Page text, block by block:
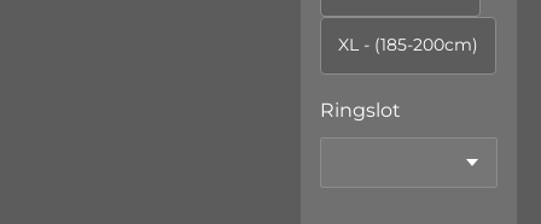
XL - (185-200cm)
Ringslot